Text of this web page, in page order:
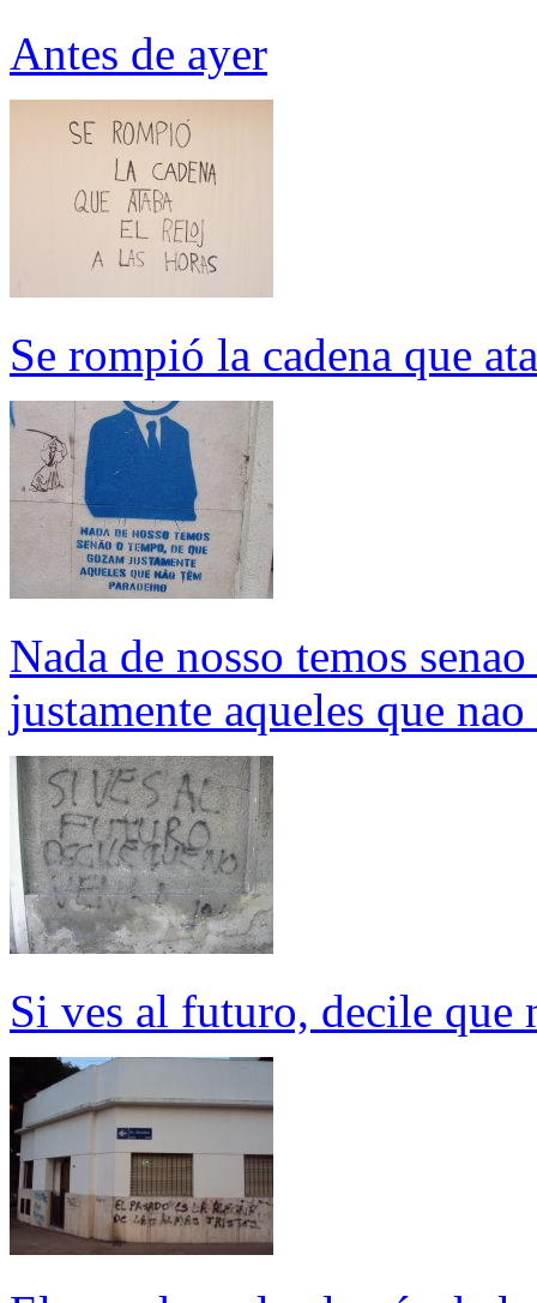
Antes de ayer
Se rompió la cadena que
Nada de nosso temos
justamente aqueles que
Si ves al futuro, decile que